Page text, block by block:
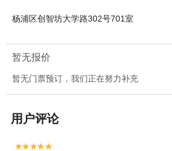
杨浦区创智坊大学路302号701室
暂无报价
暂无门票预订，我们正在努力补充
用户评论

